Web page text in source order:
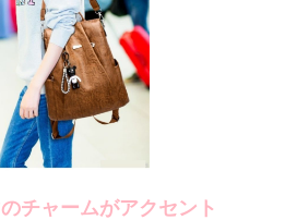
チャームがアクセント